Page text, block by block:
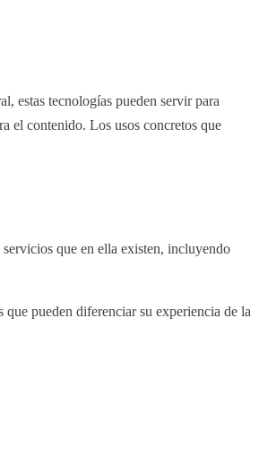
estas tecnologías pueden servir para
el contenido. Los usos concretos que
que en ella existen, incluyendo
pueden diferenciar su experiencia de la